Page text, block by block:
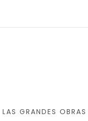
GRANDES OBRAS